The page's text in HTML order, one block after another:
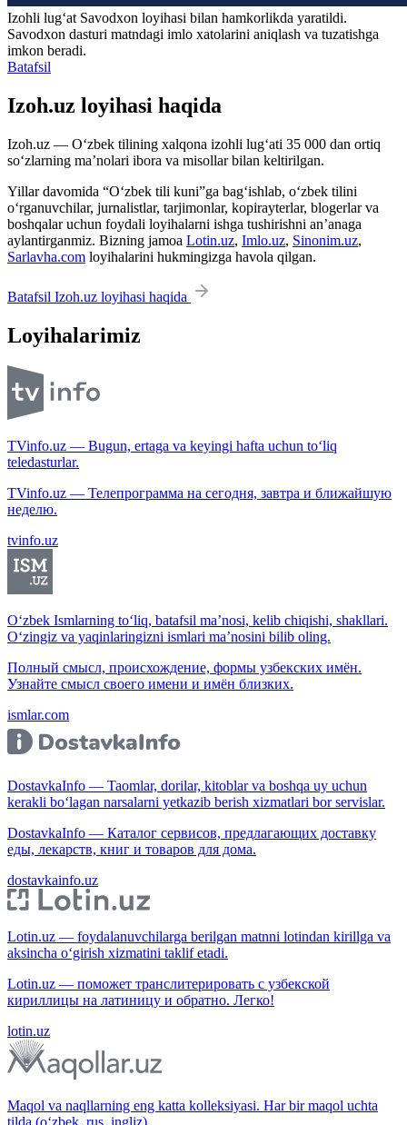
Izohli lugʻat Savodxon loyihasi bilan hamkorlikda yaratildi.
Savodxon dasturi matndagi imlo xatolarini aniqlash va tuzatishga
imkon beradi.
Batafsil
Izoh.uz loyihasi haqida
Izoh.uz — O‘zbek tilining xalqona izohli lug‘ati 35 000 dan ortiq
so‘zlarning ma’nolari ibora va misollar bilan keltirilgan.
Yillar davomida “O‘zbek tili kuni”ga bag‘ishlab, o‘zbek tilini
o‘rganuvchilar, jurnalistlar, tarjimonlar, kopirayterlar, blogerlar va
boshqalar uchun foydali loyihalarni ishga tushirishni an’anaga
aylantirganmiz. Bizning jamoa Lotin.uz, Imlo.uz, Sinonim.uz,
Sarlavha.com loyihalarini hukmingizga havola qilgan.
Batafsil Izoh.uz loyihasi haqida
Loyihalarimiz
TVinfo.uz — Bugun, ertaga va keyingi hafta uchun to‘liq
teledasturlar.
TVinfo.uz — Телепрограмма на сегодня, завтра и ближайшую
неделю.
tvinfo.uz
O‘zbek Ismlarning to‘liq, batafsil ma’nosi, kelib chiqishi, shakllari.
O‘zingiz va yaqinlaringizni ismlari ma’nosini bilib oling.
Полный смысл, происхождение, формы узбекских имён.
Узнайте смысл своего имени и имён близких.
ismlar.com
DostavkaInfo — Taomlar, dorilar, kitoblar va boshqa uy uchun
kerakli bo‘lagan narsalarni yetkazib berish xizmatlari bor servislar.
DostavkaInfo — Каталог сервисов, предлагающих доставку
еды, лекарств, книг и товаров для дома.
dostavkainfo.uz
Lotin.uz — foydalanuvchilarga berilgan matnni lotindan kirillga va
aksincha o‘girish xizmatini taklif etadi.
Lotin.uz — поможет транслитерировать с узбекской
кириллицы на латиницу и обратно. Легко!
lotin.uz
Maqol va naqllarning eng katta kolleksiyasi. Har bir maqol uchta
tilda (o‘zbek, rus, ingliz).